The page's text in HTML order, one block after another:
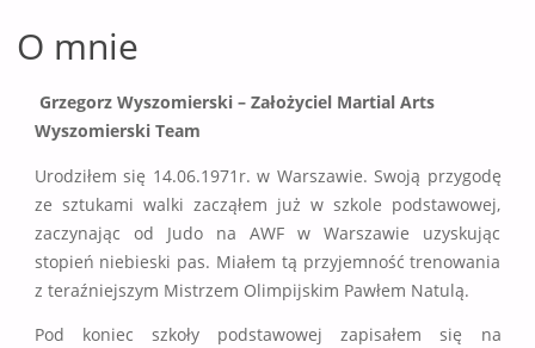
O mnie
Grzegorz Wyszomierski – Założyciel Martial Arts
Wyszomierski Team
Urodziłem się 14.06.1971r. w Warszawie. Swoją przygodę
ze sztukami walki zacząłem już w szkole podstawowej,
zaczynając od Judo na AWF w Warszawie uzyskując
stopień niebieski pas. Miałem tą przyjemność trenowania
z teraźniejszym Mistrzem Olimpijskim Pawłem Natulą.
Pod koniec szkoły podstawowej zapisałem się na